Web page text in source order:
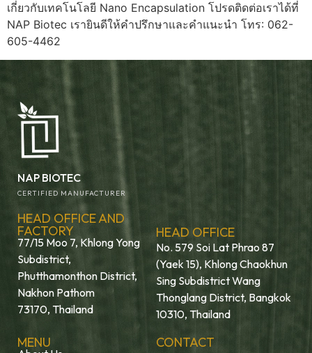
เกี่ยวกับเทคโนโลยี Nano Encapsulation โปรดติดต่อเราได้ที่
NAP Biotec เรายินดีให้คำปรึกษาและคำแนะนำ โทร: 062-
605-4462
NAP BIOTEC
CERTIFIED MANUFACTURER
HEAD OFFICE AND
FACTORY
77/15 Moo 7, Khlong Yong
Subdistrict,
Phutthamonthon District,
Nakhon Pathom
73170, Thailand
HEAD OFFICE
No. 579 Soi Lat Phrao 87
(Yaek 15), Khlong Chaokhun
Sing Subdistrict Wang
Thonglang District, Bangkok
10310, Thailand
MENU CONTACT